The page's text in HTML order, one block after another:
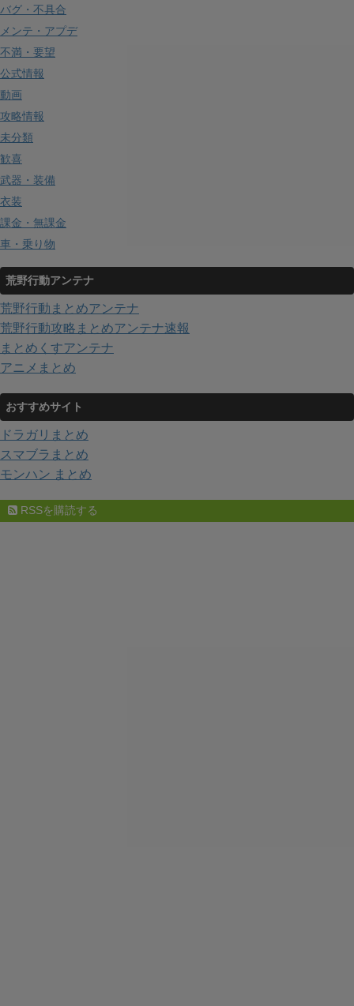
バグ・不具合
メンテ・アプデ
不満・要望
公式情報
動画
攻略情報
未分類
歓喜
武器・装備
衣装
課金・無課金
車・乗り物
荒野行動アンテナ
荒野行動まとめアンテナ
荒野行動攻略まとめアンテナ速報
まとめくすアンテナ
アニメまとめ
おすすめサイト
ドラガリまとめ
スマブラまとめ
モンハン まとめ
RSSを購読する